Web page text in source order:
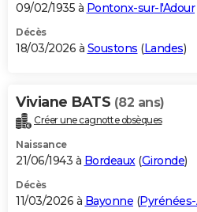
09/02/1935 à Pontonx-sur-l'Adour
Décès
18/03/2026 à Soustons (Landes)
Viviane BATS (82 ans)
Créer une cagnotte obsèques
Naissance
21/06/1943 à Bordeaux(Gironde)
Décès
11/03/2026 à Bayonne (